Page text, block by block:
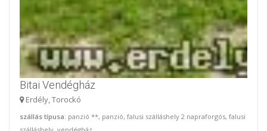
Bitai Vendégház
Erdély, Torockó
szállás típusa: panzió **, panzió, falusi szálláshely 2 napraforgós, falusi